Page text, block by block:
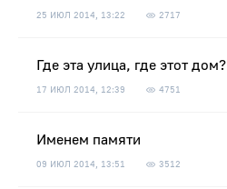
25 ИЮЛ 2014, 13:22 2717
Где эта улица, где этот дом?
17 ИЮЛ 2014, 12:39 4751
Именем памяти
09 ИЮЛ 2014, 13:51 3512